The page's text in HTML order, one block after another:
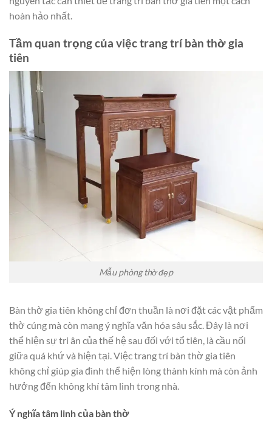
hoàn hảo nhất.
Tầm quan trọng của việc trang trí bàn thờ gia
tiên
Mẫu phòng thờ đẹp
Bàn thờ gia tiên không chỉ đơn thuần là nơi đặt các vật phẩm
thờ cúng mà còn mang ý nghĩa văn hóa sâu sắc. Đây là nơi
thể hiện sự tri ân của thế hệ sau đối với tổ tiên, là cầu nối
giữa quá khứ và hiện tại. Việc trang trí bàn thờ gia tiên
không chỉ giúp gia đình thể hiện lòng thành kính mà còn ảnh
hưởng đến không khí tâm linh trong nhà.
Ý nghĩa tâm linh của bàn thờ